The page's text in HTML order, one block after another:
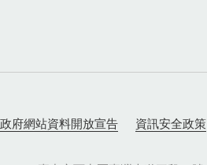
政府網站資料開放宣告 資訊安全政策